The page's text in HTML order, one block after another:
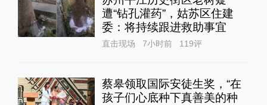
遭“钻孔灌药”，姑苏区住建
委：将持续跟进救助事宜
直击现场 7小时前 119评
蔡皋领取国际安徒生奖，“在
孩子们心底种下真善美的种